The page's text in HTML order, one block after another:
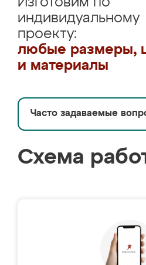
индивидуальному
проекту:
любые размеры,
и материалы
Часто задаваемые
Схема